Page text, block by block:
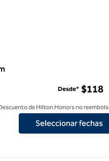
Park Anaheim
Desde* $118
de Hilton Honors no
Seleccionar fechas